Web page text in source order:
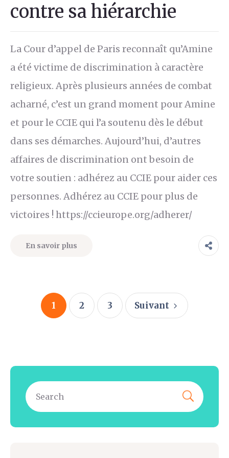
contre sa hiérarchie
La Cour d’appel de Paris reconnaît qu’Amine
a été victime de discrimination à caractère
religieux. Après plusieurs années de combat
acharné, c’est un grand moment pour Amine
et pour le CCIE qui l’a soutenu dès le début
dans ses démarches. Aujourd’hui, d’autres
affaires de discrimination ont besoin de
votre soutien : adhérez au CCIE pour aider ces
personnes. Adhérez au CCIE pour plus de
victoires ! https://ccieurope.org/adherer/
En savoir plus
1 2 3 Suivant